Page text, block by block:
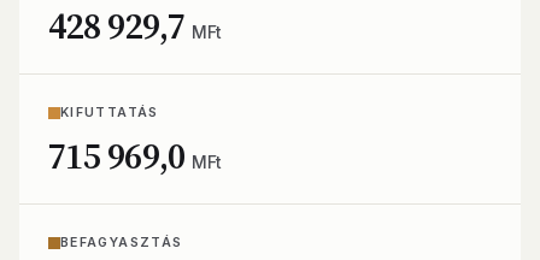
428 929,7 MFt
KIFUTTATÁS
715 969,0 MFt
BEFAGYASZTÁS